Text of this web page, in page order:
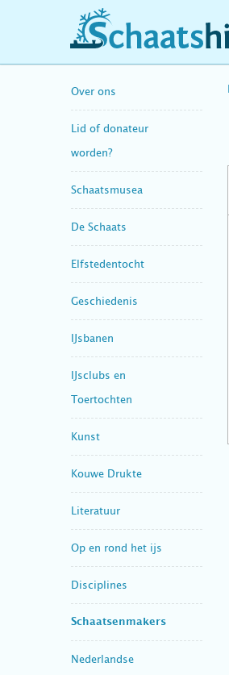
schaatshistorie.nl
Over ons
Lid of donateur
worden?
Schaatsmusea
De Schaats
Elfstedentocht
Geschiedenis
IJsbanen
IJsclubs en
Toertochten
Kunst
Kouwe Drukte
Literatuur
Op en rond het ijs
Disciplines
Schaatsenmakers
Nederlandse